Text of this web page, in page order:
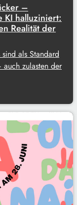
–
KI halluziniert:
Realität der
als Standard
zulasten der